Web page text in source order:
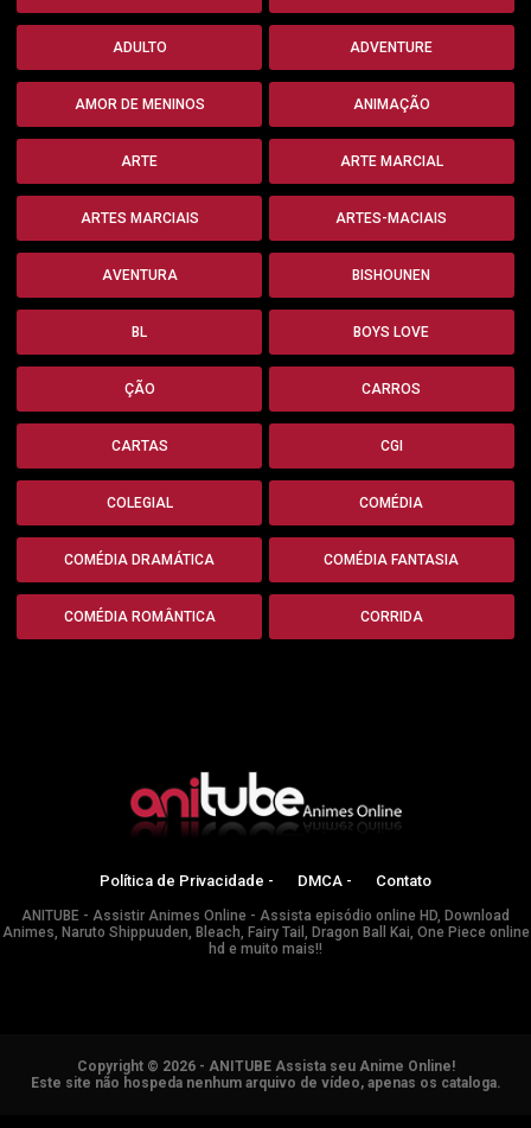
ADULTO ADVENTURE
AMOR DE MENINOS ANIMAÇÃO
ARTE ARTE MARCIAL
ARTES MARCIAIS ARTES-MACIAIS
AVENTURA BISHOUNEN
BL BOYS LOVE
ÇÃO CARROS
CARTAS CGI
COLEGIAL COMÉDIA
COMÉDIA DRAMÁTICA COMÉDIA FANTASIA
COMÉDIA ROMÂNTICA CORRIDA
Política de Privacidade - DMCA - Contato
ANITUBE - Assistir Animes Online - Assista episódio online HD, Download
Animes, Naruto Shippuuden, Bleach, Fairy Tail, Dragon Ball Kai, One Piece online
hd e muito mais!!
Copyright © 2026 - ANITUBE Assista seu Anime Online!
Este site não hospeda nenhum arquivo de vídeo, apenas os cataloga.